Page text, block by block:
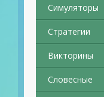
Симуляторы
Стратегии
Викторины
Словесные